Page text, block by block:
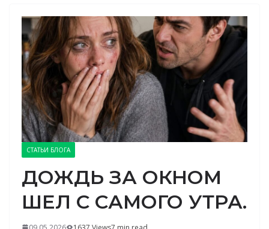
СТАТЬИ БЛОГА
ДОЖДЬ ЗА ОКНОМ
ШЕЛ С САМОГО УТРА.